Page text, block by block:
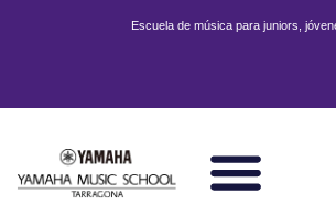
Escuela de música para juniors,